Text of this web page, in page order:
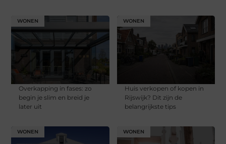
WONEN
Overkapping in fases: zo
begin je slim en breid je
later uit
WONEN
Huis verkopen of kopen in
Rijswijk? Dit zijn de
belangrijkste tips
WONEN WONEN